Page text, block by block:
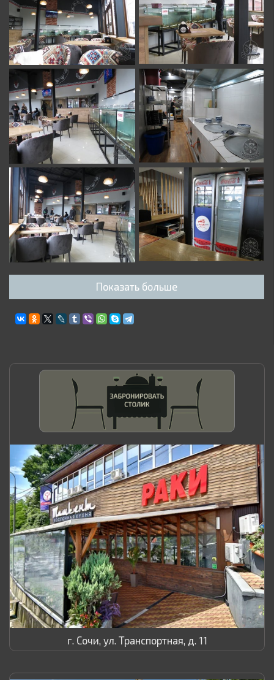
Показать больше
г. Сочи, ул. Транспортная, д. 11